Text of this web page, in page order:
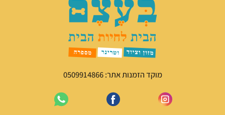
מ
ק
ר
י
י
:
7
נ
ו
ח
י
ו
מוקד הזמנות אתר: 0509914866